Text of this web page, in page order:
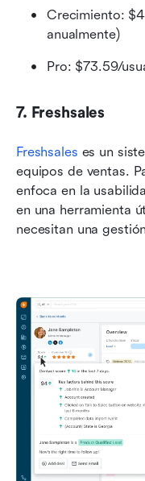
Crecimiento:
anualmente)
Pro: $73.59/
7. Freshsales
Freshsales es un
equipos de ventas.
enfoca en la
en una herramienta
necesitan una